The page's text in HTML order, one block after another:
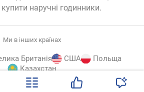
купити наручні годинники.
Ми в інших країнах
Британія США
Польща
Казахстан